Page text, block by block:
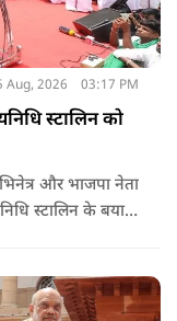
Aug, 2026 03:17 PM
स्टालिन को
और भाजपा नेता
स्टालिन के बयान